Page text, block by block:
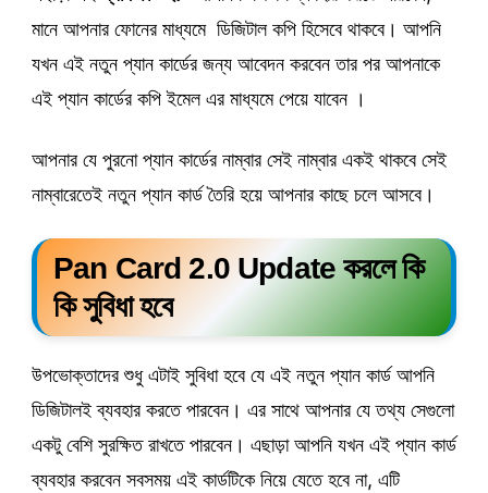
মানে আপনার ফোনের মাধ্যমে ডিজিটাল কপি হিসেবে থাকবে। আপনি
যখন এই নতুন প্যান কার্ডের জন্য আবেদন করবেন তার পর আপনাকে
এই প্যান কার্ডের কপি ইমেল এর মাধ্যমে পেয়ে যাবেন ।
আপনার যে পুরনো প্যান কার্ডের নাম্বার সেই নাম্বার একই থাকবে সেই
নাম্বারেতেই নতুন প্যান কার্ড তৈরি হয়ে আপনার কাছে চলে আসবে।
Pan Card 2.0 Update করলে কি
কি সুবিধা হবে
উপভোক্তাদের শুধু এটাই সুবিধা হবে যে এই নতুন প্যান কার্ড আপনি
ডিজিটালই ব্যবহার করতে পারবেন। এর সাথে আপনার যে তথ্য সেগুলো
একটু বেশি সুরক্ষিত রাখতে পারবেন। এছাড়া আপনি যখন এই প্যান কার্ড
ব্যবহার করবেন সবসময় এই কার্ডটিকে নিয়ে যেতে হবে না, এটি